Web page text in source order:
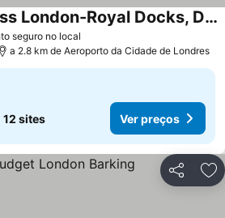
seguro no local
Holiday Inn Express London-Royal Docks, Docklands by IHG
a 2.8 km de Aeroporto da Cidade de Londres
12 sites Ver preços
Partilhar